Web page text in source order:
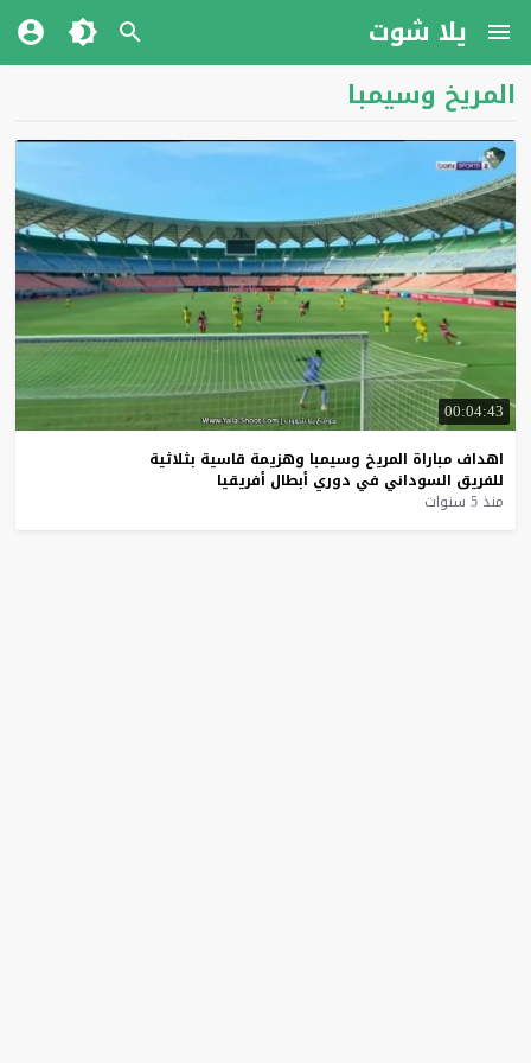
يلا شوت
المريخ وسيمبا
00:04:43
اهداف مباراة المريخ وسيمبا وهزيمة قاسية بثلاثية
للفريق السوداني في دوري أبطال أفريقيا
منذ 5 سنوات